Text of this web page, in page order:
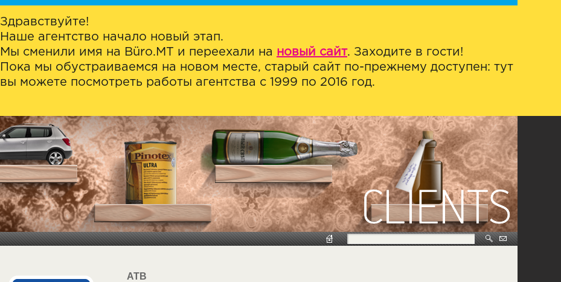
Здравствуйте!
Наше агентство начало новый этап.
Мы сменили имя на Büro.MT и переехали на новый сайт. Заходите в гости!
Пока мы обустраиваемся на новом месте, старый сайт по-прежнему доступен: тут
вы можете посмотреть работы агентства с 1999 по 2016 год.
ATB